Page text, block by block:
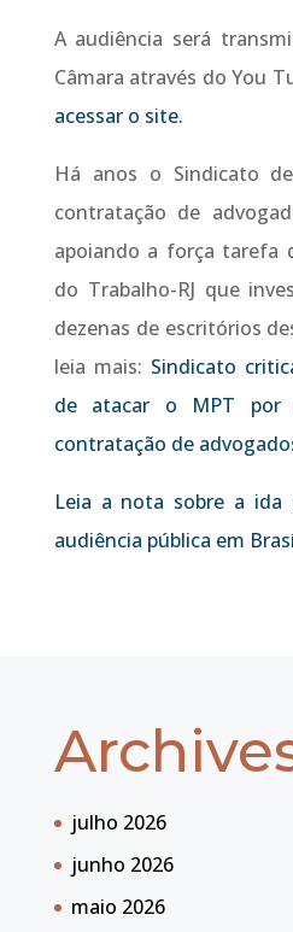
A audiência será
Câmara através do You
acessar o site.
Há anos o Sindicato
contratação de
apoiando a força tarefa
do Trabalho-RJ que
dezenas de escritórios
leia mais: Sindicato
de atacar o MPT
contratação de
Leia a nota sobre a ida
audiência pública em
julho 2026
junho 2026
maio 2026